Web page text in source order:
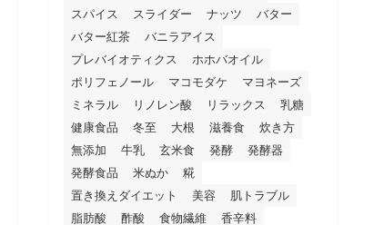
スパイス
スライダー ナッツ
バター
バター紅茶
バニラアイス
プレバイオティクス
ホホバオイル
ポリフェノール
マコモダケ
マヨネーズ
ミネラル
リノレン酸 リラックス
乳糖
健康食品
冬至 大根 滋養食
炊き方
無添加
牛乳 玄米食 発酵
発酵器
発酵食品
米ぬか
糀
置き換えダイエット
美容
肌トラブル
脂肪酸
酢酸 食物繊維 香辛料